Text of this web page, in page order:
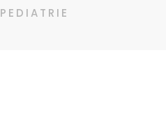
PEDIATRIE